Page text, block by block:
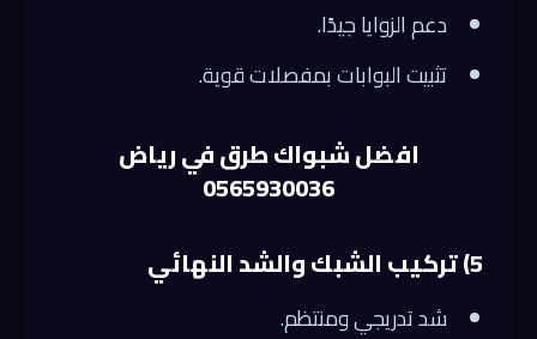
دعم الزوايا جيدًا.
تثبيت البوابات بمفصلات قوية.
افضل شبواك طرق في رياض
0565930036
5) تركيب الشبك والشد النهائي
شد تدريجي ومنتظم.